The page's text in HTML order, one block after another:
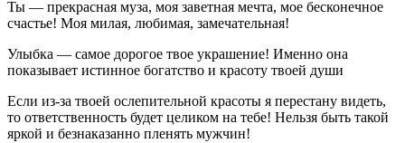
Ты — прекрасная муза, моя заветная мечта, мое бесконечное
счастье! Моя милая, любимая, замечательная!
Улыбка — самое дорогое твое украшение! Именно она
показывает истинное богатство и красоту твоей души
Если из-за твоей ослепительной красоты я перестану видеть,
то ответственность будет целиком на тебе! Нельзя быть такой
яркой и безнаказанно пленять мужчин!